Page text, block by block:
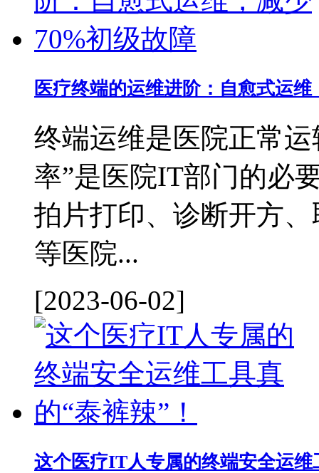
医疗终端的运维进阶：自愈式运
终端运维是医院正常
率”是医院IT部门的必
拍片打印、诊断开方
等医院...
[2023-06-02]
这个医疗IT人专属的终端安全运维